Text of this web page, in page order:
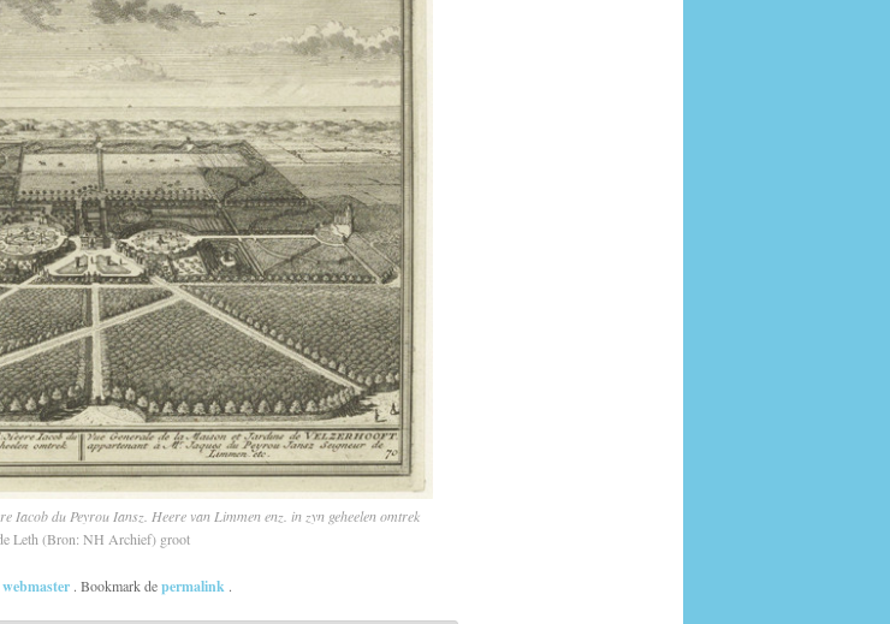
Iacob du Peyrou Iansz. Heere van Limmen enz. in zyn geheelen omtrek
Leth (Bron: NH Archief) groot
webmaster . Bookmark depermalink .